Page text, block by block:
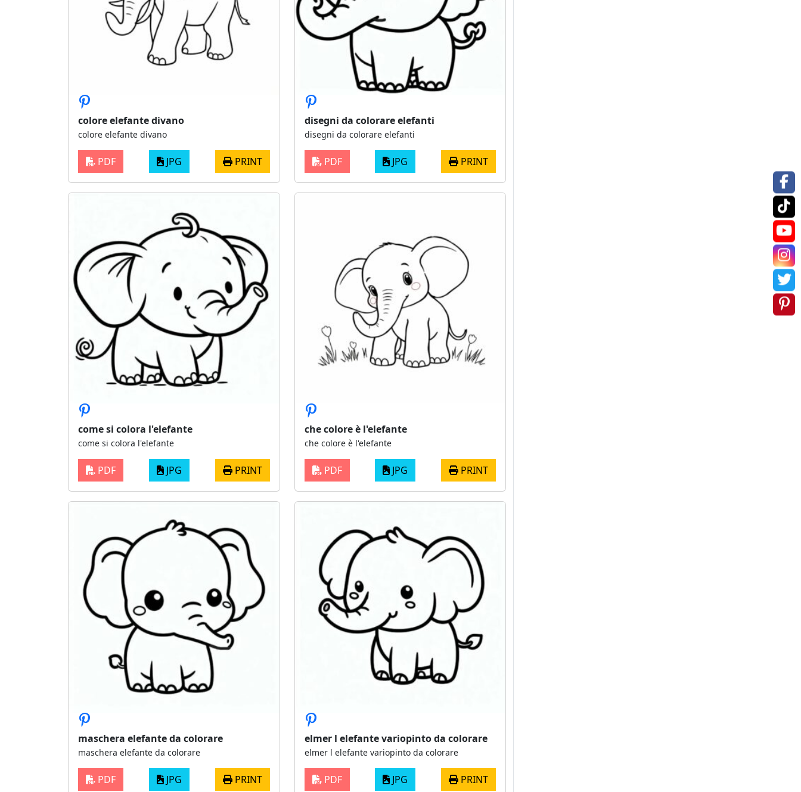
colore elefante divano
colore elefante divano
PDF JPG PRINT
disegni da colorare elefanti
disegni da colorare elefanti
PDF JPG PRINT
come si colora l'elefante
come si colora l'elefante
PDF JPG PRINT
che colore è l'elefante
che colore è l'elefante
PDF JPG PRINT
maschera elefante da colorare
maschera elefante da colorare
PDF JPG PRINT
elmer l elefante variopinto da colorare
elmer l elefante variopinto da colorare
PDF JPG PRINT